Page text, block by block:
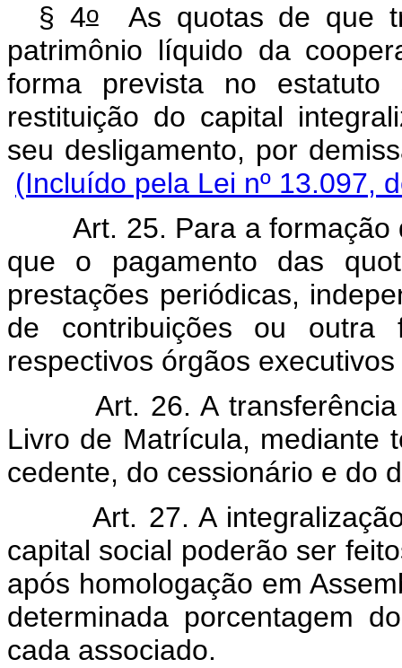
§ 4oAs quotas de que
patrimônio líquido da
forma prevista no
restituição do capital
seu desligamento, por
(Incluído pela Lei nº 13.097,
Art. 25. Para a
que o pagamento das
prestações periódicas,
de contribuições ou outra
respectivos órgãos
Art. 26. A
Livro de Matrícula, mediante
cedente, do cessionário e do
Art. 27. A
capital social poderão ser
após homologação em
determinada porcentagem
cada associado.